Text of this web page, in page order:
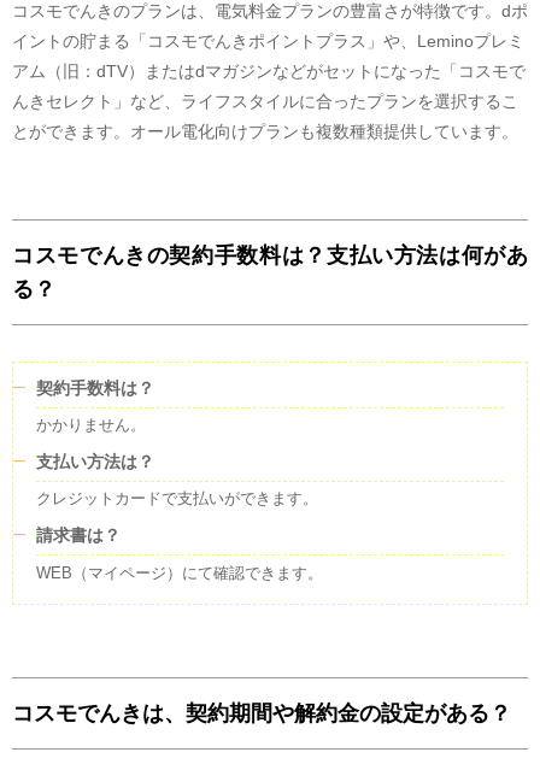
水力
0 %
その他
41%
実績値を元に公開されているすべての電源構成については、旧一般電気事業
者にあたる小売電気事業者が保有する原子力発電所が稼働していないことか
ら、市場調達、常時バックアップ、インバランス補給等の内訳に原子力発電
所が含まれません。今後、原子力発電所が稼働した際には、すべての電力会
による電気が含まれてくることが想定されます。
FIT電気について
外の方も含め、電気をご利用のすべての皆様から集めた賦課金により賄われ
ており、この電気のCO2排出量については、火力発電なども含めた全国平
均の電気のCO2排出量を持った電気として扱われます。
卸電力取引所について
FIT電気を除いた太陽光、風力、水力(3万kW未満)、バイオマス、地熱の
エネルギーとなります。
で、発電所が特定できないものについては、「その他」の扱いとしていま
コスモでんきのプランは、電気料金プランの豊富さが特徴です。dポ
イントの貯まる「コスモでんきポイントプラス」や、Leminoプレミ
アム（旧：dTV）またはdマガジンなどがセットになった「コスモで
んきセレクト」など、ライフスタイルに合ったプランを選択するこ
とができます。オール電化向けプランも複数種類提供しています。
コスモでんきの契約手数料は？支払い方法は何があ
る？
契約手数料は？
かかりません。
支払い方法は？
クレジットカードで支払いができます。
請求書は？
WEB（マイページ）にて確認できます。
コスモでんきは、契約期間や解約金の設定がある？